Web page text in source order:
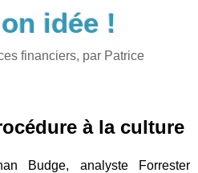
idée !
financiers, par Patrice
à la culture
Budge, analyste Forrester